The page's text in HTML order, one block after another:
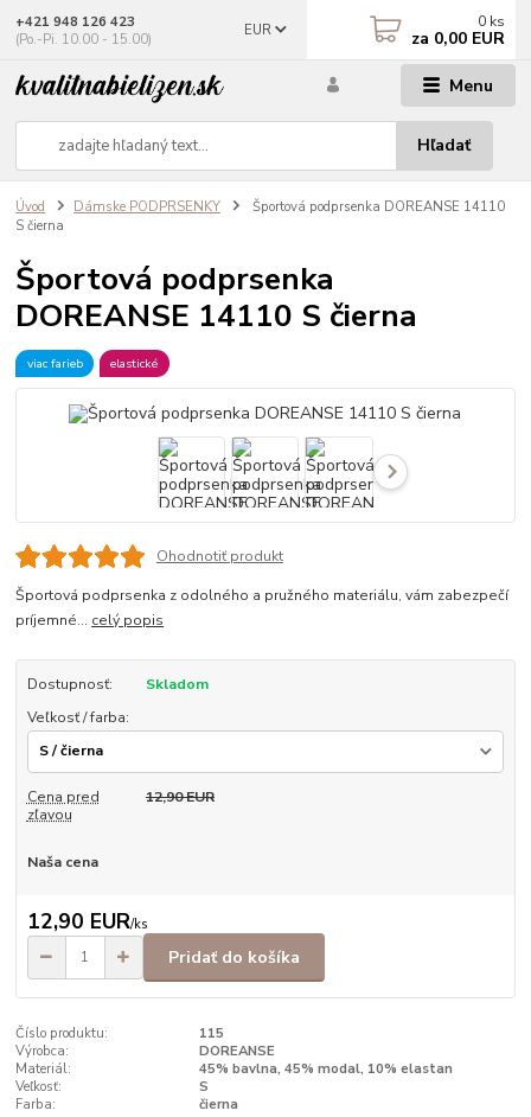
Menu
EUR
Hľadať
+421 948 126 423
(Po.-Pi. 10.00 - 15.00)
0 ks
za 0,00 EUR
Úvod Dámske PODPRSENKY
Športová podprsenka DOREANSE 14110
S čierna
Športová podprsenka
DOREANSE 14110 S čierna
viac farieb elastické
Ohodnotiť produkt
Športová podprsenka z odolného a pružného materiálu, vám zabezpečí
príjemné... celý popis
Dostupnosť:
Skladom
Veľkosť / farba:
Cena pred
zľavou
12,90 EUR
Naša cena
12,90 EUR/ks
Pridať do košíka
Číslo produktu:
115
Výrobca:
DOREANSE
Materiál:
45% bavlna, 45% modal, 10% elastan
Veľkosť:
S
Farba:
čierna